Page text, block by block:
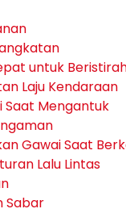
untuk
Laju Kendaraan
Saat Mengantuk
Gawai Saat
Lalu Lintas
Sabar